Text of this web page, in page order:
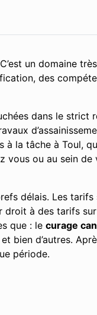
un domaine
des
dans le strict
à la tâche à Toul,
vous ou au sein
délais. Les
à des tarifs
que : le curage
et bien d’autres.
période.